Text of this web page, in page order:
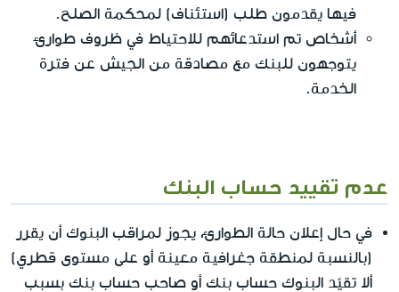
فيها يقدمون طلب (استئناف) لمحكمة الصلح.
أشخاص تم استدعائهم للاحتياط في ظروف طوارئ
يتوجهون للبنك مع مصادقة من الجيش عن فترة
الخدمة.
عدم تقييد حساب البنك
في حال إعلان حالة الطوارئ، يجوز لمراقب البنوك أن يقرر
(بالنسبة لمنطقة جغرافية معينة أو على مستوى قطري)
ألا تقيّد البنوك حساب بنك أو صاحب حساب بنك بسبب